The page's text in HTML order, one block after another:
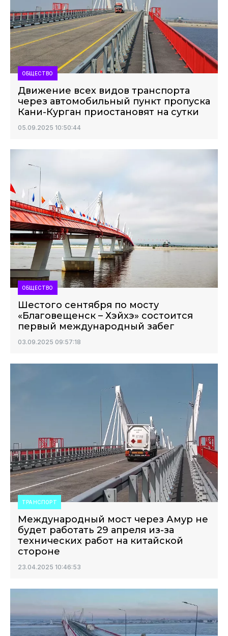
ОБЩЕСТВО
Движение всех видов транспорта
через автомобильный пункт пропуска
Кани-Курган приостановят на сутки
05.09.2025 10:50:44
ОБЩЕСТВО
Шестого сентября по мосту
«Благовещенск – Хэйхэ» состоится
первый международный забег
03.09.2025 09:57:18
ТРАНСПОРТ
Международный мост через Амур не
будет работать 29 апреля из-за
технических работ на китайской
стороне
23.04.2025 10:46:53